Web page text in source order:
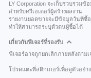
LY Corporation จะเก็บรวบรวม
สำหรับครีเอเตอร์ผู้สร้างผลงาน
รายงานยอดขายจะมีข้อมูลวันที่ซื้
ทำให้สามารถระบุตัวตนผู้ซื้อได้
เกี่ยวกับฟีเจอร์ที่รองรับ
ฟีเจอร์อาจถูกยกเลิกภายหลังตาม
โปรดแตะที่สติกเกอร์เพื่อดูตัวอย่าง